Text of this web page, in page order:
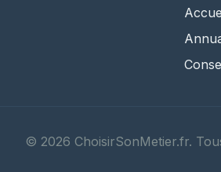
© 2026 ChoisirSonMetier.fr.